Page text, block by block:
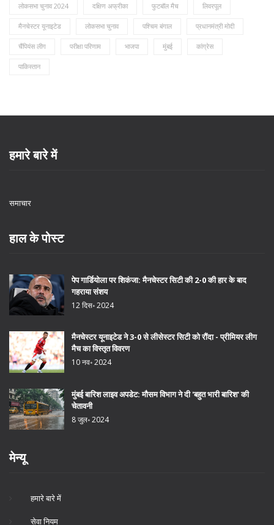
लोकसभा चुनाव 2024 दक्षिण अफ्रीका फुटबॉल मैच लिवरपूल
मैनचेस्टर यूनाइटेड लोकसभा चुनाव पश्चिम बंगाल प्रधानमंत्री मोदी
चैंपियंस लीग परीक्षा परिणाम भाजपा मुंबई कांग्रेस
पाकिस्तान
हमारे बारे में
समाचार
हाल के पोस्ट
पेप गार्डियोला पर शिकंजा: मैनचेस्टर सिटी की 2-0 की हार के बाद
गहराया संशय
12 दिस॰ 2024
मैनचेस्टर यूनाइटेड ने 3-0 से लीसेस्टर सिटी को रौंदा - प्रीमियर लीग
मैच का विस्तृत विवरण
10 नव॰ 2024
मुंबई बारिश लाइव अपडेट: मौसम विभाग ने दी 'बहुत भारी बारिश' की
चेतावनी
8 जुल॰ 2024
मेन्यू
हमारे बारे में
सेवा नियम